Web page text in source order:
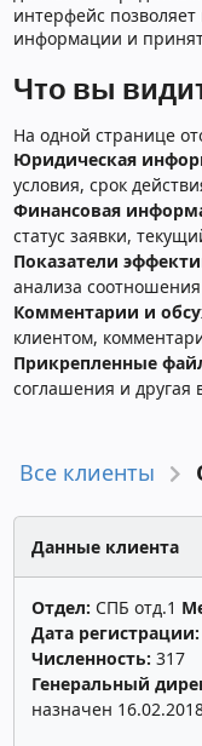
интерфейс
информации и
Что вы
На одной странице
Юридическая
условия, срок
Финансовая
статус заявки,
Показатели
анализа
Комментарии и
клиентом,
Прикрепленные
соглашения и другая
Все клиенты
Данные клиента
Отдел: СПБ отд.1
Дата регистрации:
Численность: 317
Генеральный
назначен